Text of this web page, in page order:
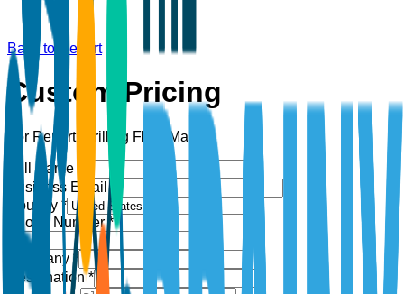
Back to Report
Custom Pricing
For Report: Drilling Fluid Market
Full Name *
Business Email *
Country *
Phone Number *
Company *
Designation *